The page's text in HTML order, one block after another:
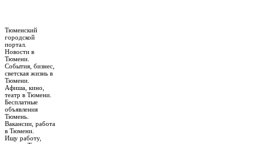
Тюменский
городской
портал.
Новости в
Тюмени.
События, бизнес,
светская жизнь в
Тюмени.
Афиша, кино,
театр в Тюмени.
Бесплатные
объявления
Тюмень.
Вакансии, работа
в Тюмени.
Ищу работу,